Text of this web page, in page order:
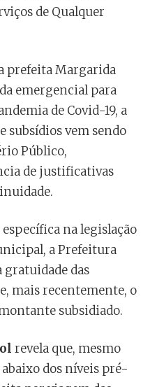
de Qualquer
prefeita Margarida
emergencial para
de Covid-19, a
subsídios vem sendo
Público,
de justificativas
na legislação
a Prefeitura
gratuidade das
mais recentemente, o
subsidiado.
revela que, mesmo
dos níveis pré-